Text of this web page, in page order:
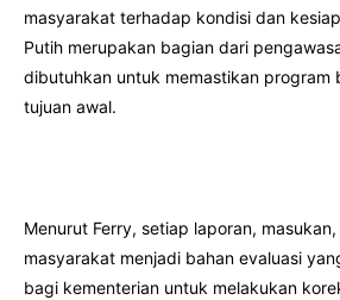
masyarakat terhadap kondisi dan
Putih merupakan bagian dari
dibutuhkan untuk memastikan program
tujuan awal.
Menurut Ferry, setiap laporan,
masyarakat menjadi bahan evaluasi
bagi kementerian untuk melakukan